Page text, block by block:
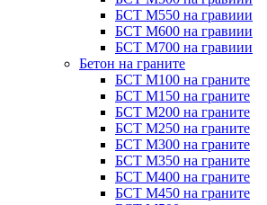
БСТ М550 на гравиии
БСТ М600 на гравиии
БСТ М700 на гравиии
Бетон на граните
БСТ М100 на граните
БСТ М150 на граните
БСТ М200 на граните
БСТ М250 на граните
БСТ М300 на граните
БСТ М350 на граните
БСТ М400 на граните
БСТ М450 на граните